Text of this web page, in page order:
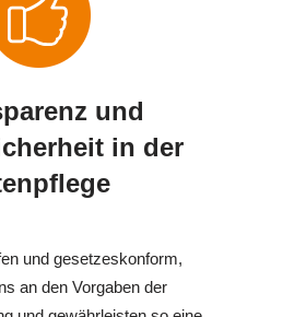
und
in der
und gesetzeskonform,
an den Vorgaben der